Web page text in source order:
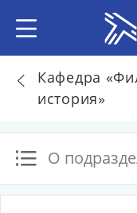
Кафедра
история»
О